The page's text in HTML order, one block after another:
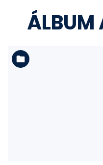
ÁLBUM